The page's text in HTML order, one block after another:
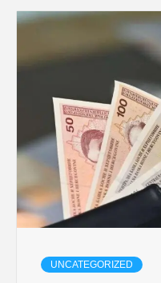
UNCATEGORIZED